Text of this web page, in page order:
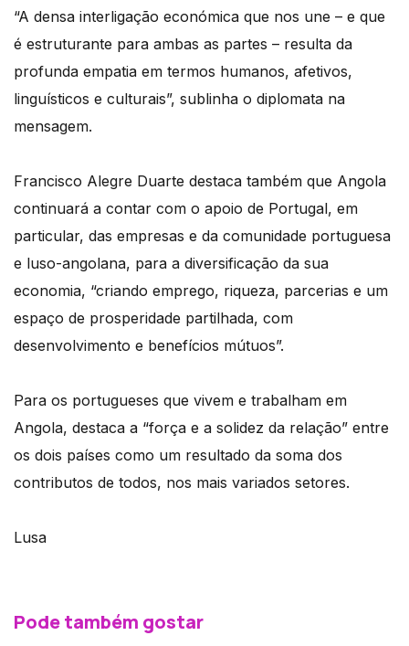
“A densa interligação económica que nos une – e que
é estruturante para ambas as partes – resulta da
profunda empatia em termos humanos, afetivos,
linguísticos e culturais”, sublinha o diplomata na
mensagem.
Francisco Alegre Duarte destaca também que Angola
continuará a contar com o apoio de Portugal, em
particular, das empresas e da comunidade portuguesa
e luso-angolana, para a diversificação da sua
economia, “criando emprego, riqueza, parcerias e um
espaço de prosperidade partilhada, com
desenvolvimento e benefícios mútuos”.
Para os portugueses que vivem e trabalham em
Angola, destaca a “força e a solidez da relação” entre
os dois países como um resultado da soma dos
contributos de todos, nos mais variados setores.
Lusa
Pode também gostar